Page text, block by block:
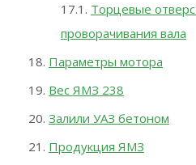
Торцевые
проворачивания вала
Параметры мотора
Вес ЯМЗ 238
Залили УАЗ бетоном
Продукция ЯМЗ